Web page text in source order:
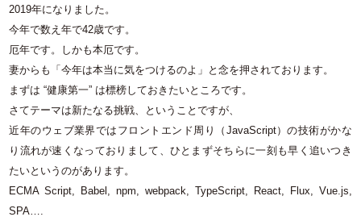
2019年になりました。
今年で数え年で42歳です。
厄年です。しかも本厄です。
妻からも「今年は本当に気をつけるのよ」と念を押されております。
まずは “健康第一” は標榜しておきたいところです。
さてテーマは新たなる挑戦、ということですが、
近年のウェブ業界ではフロントエンド周り（JavaScript）の技術がかな
り流れが速くなっておりまして、ひとまずそちらに一刻も早く追いつき
たいというのがあります。
ECMA Script, Babel, npm, webpack, TypeScript, React, Flux, Vue.js,
SPA….